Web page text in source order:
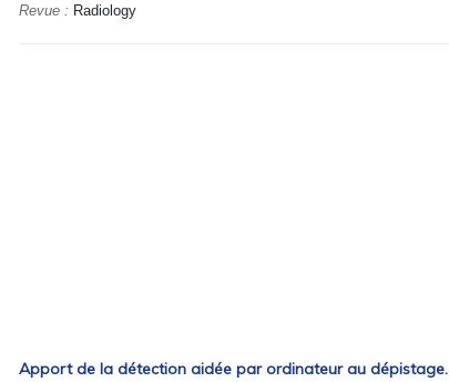
Revue : Radiology
Apport de la détection aidée par ordinateur au dépistage.